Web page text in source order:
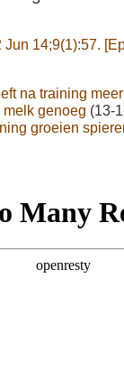
14;9(1):57.
na training
genoeg (13-
groeien